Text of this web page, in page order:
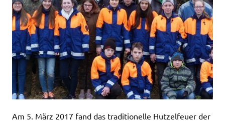
Am 5. März 2017 fand das traditionelle Hutzelfeuer der